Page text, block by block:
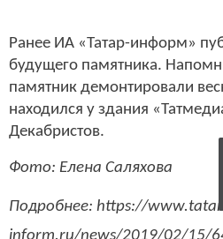
Ранее ИА «Татар-информ»
будущего памятника.
памятник демонтировали
находился у здания
Декабристов.
Фото: Елена Саляхова
Подробнее: https://www.tatar-
inform.ru/news/2019/02/15/